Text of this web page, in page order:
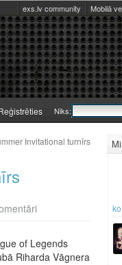
exs.lv community Mobilā
Niks:
Invitational turnīrs
of Legends
Riharda Vāgnera